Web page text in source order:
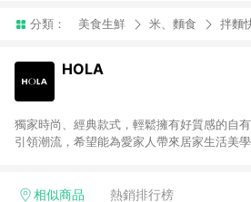
分類： 美食生鮮 米、麵食 拌麵
HOLA
獨家時尚、經典款式，輕鬆擁有好質感的自
引領潮流，希望能為愛家人帶來居家生活美
味。「HOLA home」的經典款式能容易搭配
相似商品 熱銷排行榜